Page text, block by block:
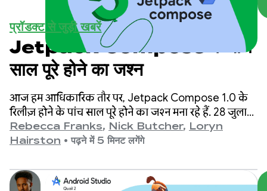
प्रॉडक्ट से जुड़ी खबरें
Jetpack Compose के पांच
साल पूरे होने का जश्न
आज हम आधिकारिक तौर पर, Jetpack Compose 1.0 के
रिलीज़ होने के पांच साल पूरे होने का जश्न मना रहे हैं. 28 जुलाई,
2021 को लॉन्च किए गए वर्शन 1.0 से लेकर हमारे सबसे नए
वर्शन 1.11 तक, हमने एपीआई में कई अहम बदलाव देखे हैं.
Rebecca Franks, Nick Butcher, Loryn
Hairston • पढ़ने में 5 मिनट लगेंगे